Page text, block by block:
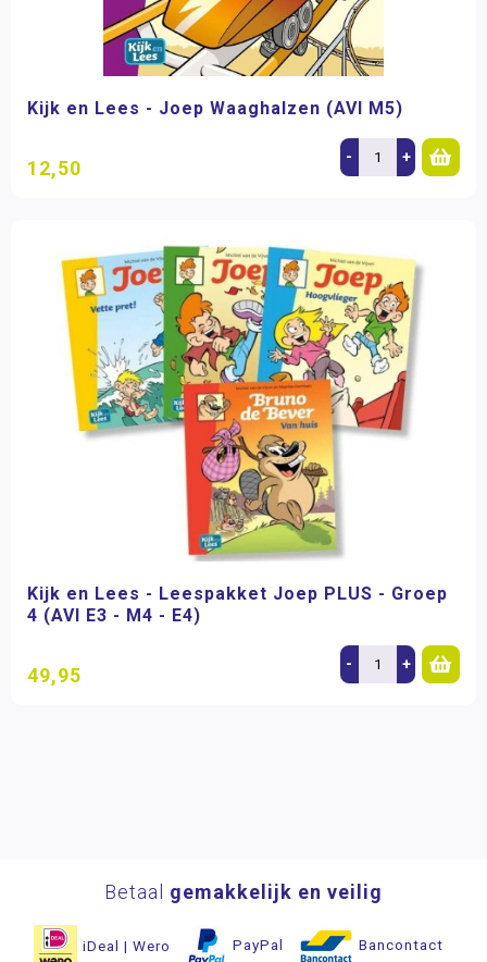
Kijk en Lees - Joep Waaghalzen (AVI M5)
12,50 - +
Kijk en Lees - Leespakket Joep PLUS - Groep
4 (AVI E3 - M4 - E4)
49,95 - +
Betaal gemakkelijk en veilig
iDeal | Wero PayPal Bancontact